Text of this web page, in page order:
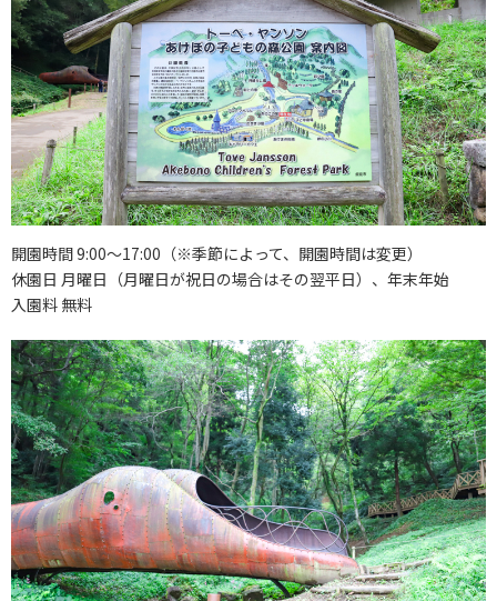
開園時間 9:00～17:00（※季節によって、開園時間は変更）
休園日 月曜日（月曜日が祝日の場合はその翌平日）、年末年始
入園料 無料